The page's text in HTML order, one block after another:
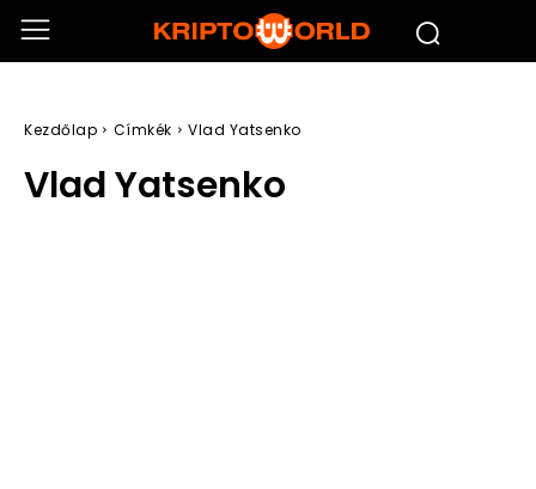
Kezdőlap Címkék Vlad Yatsenko
Vlad Yatsenko